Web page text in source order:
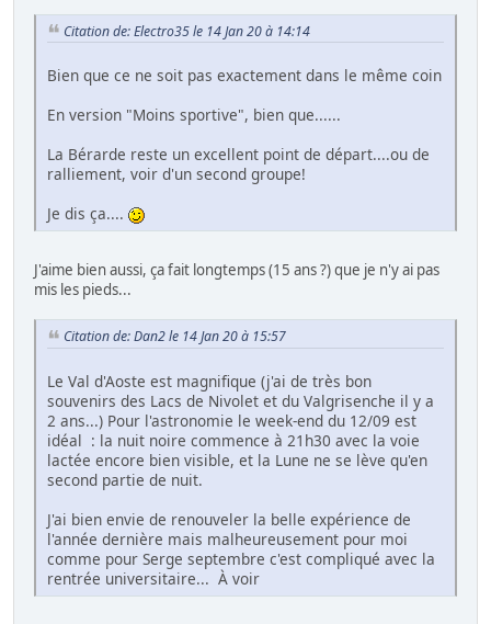
Citation de: Electro35 le 14 Jan 20 à 14:14
Bien que ce ne soit pas exactement dans le même coin
En version "Moins sportive", bien que......
La Bérarde reste un excellent point de départ....ou de
ralliement, voir d'un second groupe!
Je dis ça....
J'aime bien aussi, ça fait longtemps (15 ans ?) que je n'y ai pas
mis les pieds...
Citation de: Dan2 le 14 Jan 20 à 15:57
Le Val d'Aoste est magnifique (j'ai de très bon
souvenirs des Lacs de Nivolet et du Valgrisenche il y a
2 ans...) Pour l'astronomie le week-end du 12/09 est
idéal : la nuit noire commence à 21h30 avec la voie
lactée encore bien visible, et la Lune ne se lève qu'en
second partie de nuit.
J'ai bien envie de renouveler la belle expérience de
l'année dernière mais malheureusement pour moi
comme pour Serge septembre c'est compliqué avec la
rentrée universitaire... À voir